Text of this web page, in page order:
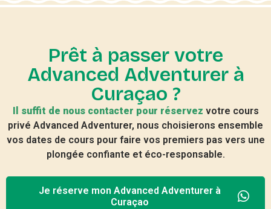
Prêt à passer votre
Advanced Adventurer à
Curaçao ?
Il suffit de nous contacter pour réservez votre cours
privé Advanced Adventurer, nous choisierons ensemble
vos dates de cours pour faire vos premiers pas vers une
plongée confiante et éco-responsable.
Je réserve mon Advanced Adventurer à
Curaçao